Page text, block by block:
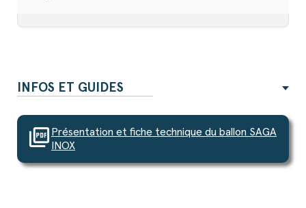
INFOS ET GUIDES
picture_as_pdf Présentation et fiche technique du ballon SAGA
INOX